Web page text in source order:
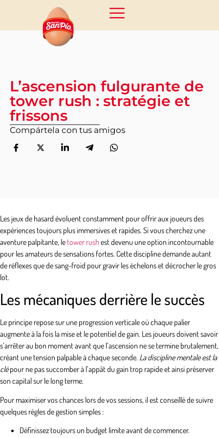
L’ascension fulgurante de
tower rush : stratégie et
frissons
Compártela con tus amigos
Les jeux de hasard évoluent constamment pour offrir aux joueurs des
expériences toujours plus immersives et rapides. Si vous cherchez une
aventure palpitante, le tower rush est devenu une option incontournable
pour les amateurs de sensations fortes. Cette discipline demande autant
de réflexes que de sang-froid pour gravir les échelons et décrocher le gros
lot.
Les mécaniques derrière le succès
Le principe repose sur une progression verticale où chaque palier
augmente à la fois la mise et le potentiel de gain. Les joueurs doivent savoir
s’arrêter au bon moment avant que l’ascension ne se termine brutalement,
créant une tension palpable à chaque seconde. La discipline mentale est la
clépour ne pas succomber à l’appât du gain trop rapide et ainsi préserver
son capital sur le long terme.
Pour maximiser vos chances lors de vos sessions, il est conseillé de suivre
quelques règles de gestion simples :
Définissez toujours un budget limite avant de commencer.